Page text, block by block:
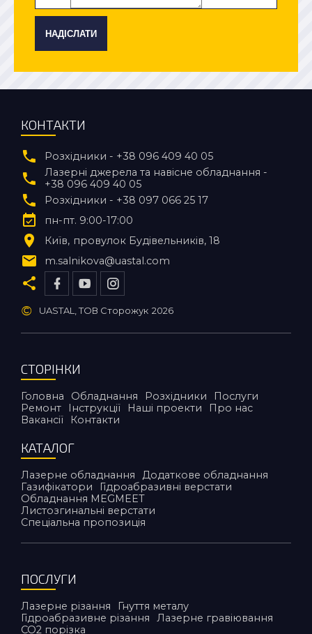
НАДІСЛАТИ
КОНТАКТИ
Розхідники - +38 096 409 40 05
Лазерні джерела та навісне обладнання -
+38 096 409 40 05
Розхідники - +38 097 066 25 17
пн-пт. 9:00-17:00
Київ
провулок Будівельників, 18
m.salnikova@uastal.com
© UASTAL, ТОВ Сторожук 2026
СТОРІНКИ
Головна Обладнання Розхідники
Послуги
Ремонт
Інструкції Наші проекти
Про нас
Вакансії
Контакти
КАТАЛОГ
Лазерне обладнання
Додаткове обладнання
Газифікатори
Гідроабразивні верстати
Обладнання MEGMEET
Листозгинальні верстати
Спеціальна пропозиція
ПОСЛУГИ
Лазерне різання
Гнуття металу
Гідроабразивне різання
Лазерне гравіювання
CO2 порiзка